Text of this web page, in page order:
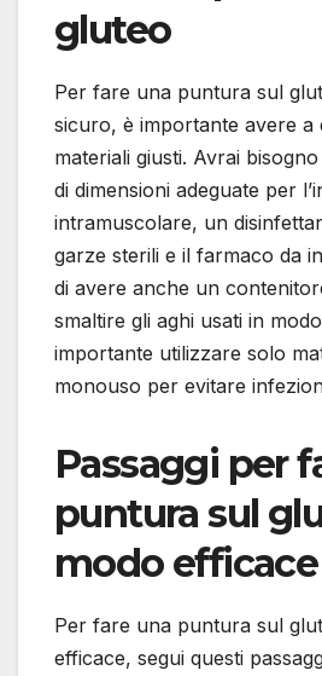
gluteo
Per fare una puntura sul
sicuro, è importante avere a
materiali giusti. Avrai
di dimensioni adeguate per
intramuscolare, un
garze sterili e il farmaco da
di avere anche un
smaltire gli aghi usati in
importante utilizzare solo
monouso per evitare
Passaggi per
puntura sul
modo efficace
Per fare una puntura sul
efficace, segui questi